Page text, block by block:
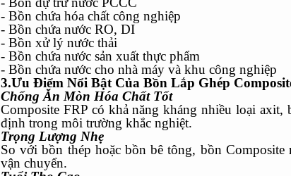
- Bồn chứa hóa chất công nghiệp
- Bồn chứa nước RO, DI
- Bồn xử lý nước thải
- Bồn chứa nước sản xuất thực phẩm
- Bồn chứa nước cho nhà máy và khu công nghiệp
3.Ưu Điểm Nổi Bật Của Bồn Lắp Ghép
Chống Ăn Mòn Hóa Chất Tốt
Composite FRP có khả năng kháng nhiều loại
định trong môi trường khắc nghiệt.
Trọng Lượng Nhẹ
So với bồn thép hoặc bồn bê tông, bồn
vận chuyển.